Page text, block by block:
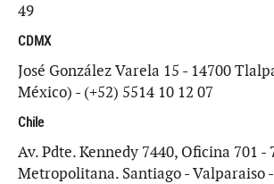
49
CDMX
José González Varela 15 - 14700
México) - (+52) 5514 10 12 07
Chile
Av. Pdte. Kennedy 7440, Oficina 701 -
Metropolitana. Santiago - Valparaiso -